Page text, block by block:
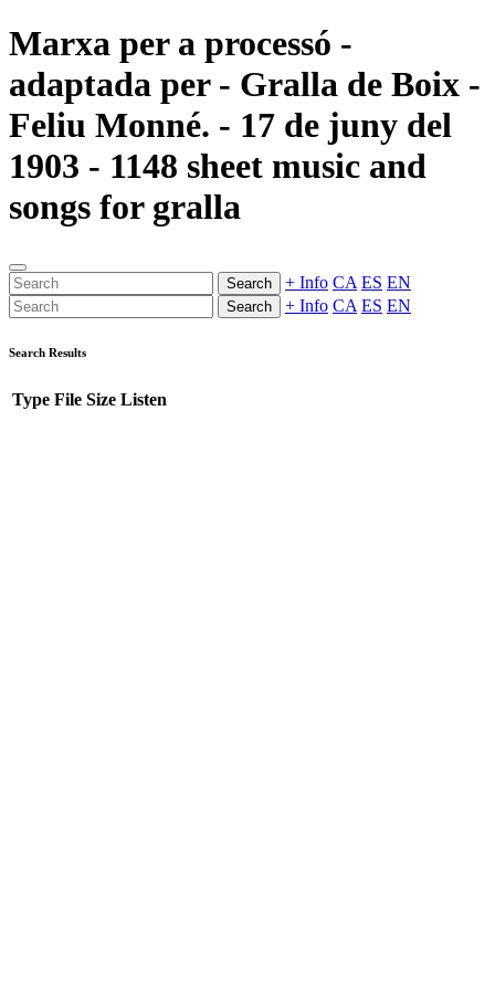
Marxa per a processó -
adaptada per - Gralla de Boix -
Feliu Monné. - 17 de juny del
1903 - 1148 sheet music and
songs for gralla
Search + Info CA ES EN
Search + Info CA ES EN
Search Results
Type File Size Listen